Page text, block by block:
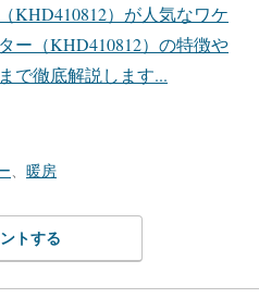
KHD410812）が人気なワケ
ー（KHD410812）の特徴や
で徹底解説します...
暖房
トする